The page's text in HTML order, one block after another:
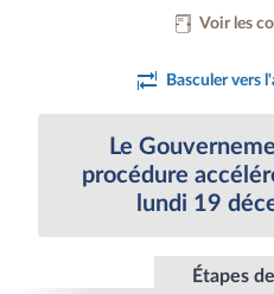
Voir les
Basculer vers
Le
procédure
lundi 19
Étapes